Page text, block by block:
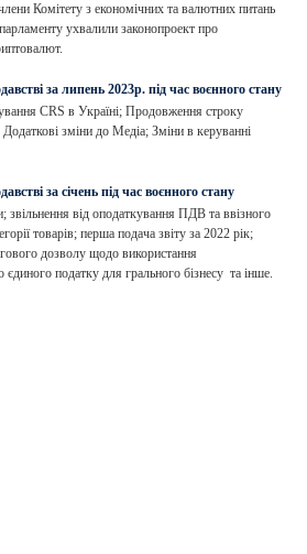
Комітету з економічних та валютних питань
ухвалили законопроект про
за липень 2023р. під час воєнного стану
CRS в Україні; Продовження строку
зміни до Медіа; Зміни в керуванні
за січень під час воєнного стану
звільнення від оподаткування ПДВ та ввізного
товарів; перша подача звіту за 2022 рік;
дозволу щодо використання
єдиного податку для грального бізнесу та інше.